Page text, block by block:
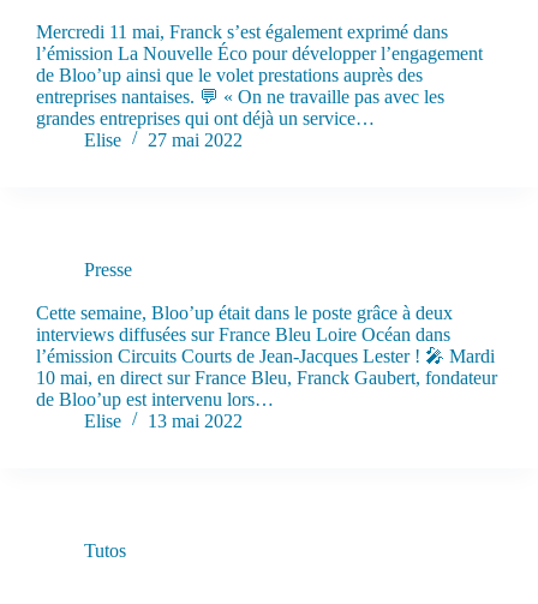
Mercredi 11 mai, Franck s’est également exprimé dans
l’émission La Nouvelle Éco pour développer l’engagement
de Bloo’up ainsi que le volet prestations auprès des
entreprises nantaises. 💬 « On ne travaille pas avec les
grandes entreprises qui ont déjà un service…
Elise
27 mai 2022
Presse
Cette semaine, Bloo’up était dans le poste grâce à deux
interviews diffusées sur France Bleu Loire Océan dans
l’émission Circuits Courts de Jean-Jacques Lester ! 🎤 Mardi
10 mai, en direct sur France Bleu, Franck Gaubert, fondateur
de Bloo’up est intervenu lors…
Elise
13 mai 2022
Tutos